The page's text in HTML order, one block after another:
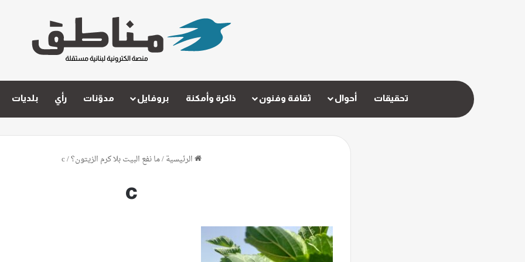
تحقيقات أحوال ثقافة وفنون ذاكرة وأمكنة بروفايل مدوّنات رأي بلديات
الرئيسية/ما نفع البيت بلا كرم الزيتون؟/
c
c